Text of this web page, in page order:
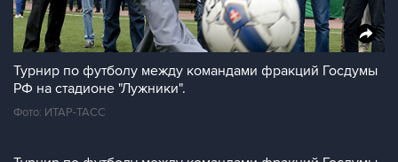
Турнир по футболу между командами фракций Госдумы
РФ на стадионе "Лужники".
Фото: ИТАР-ТАСС